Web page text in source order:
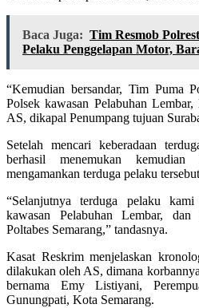
Baca Juga: Tim Resmob
Pelaku Penggelapan Motor,
“Kemudian bersandar, Tim Puma
Polsek kawasan Pelabuhan Lembar,
AS, dikapal Penumpang tujuan
Setelah mencari keberadaan
berhasil menemukan kemudian
mengamankan terduga pelaku
“Selanjutnya terduga pelaku
kawasan Pelabuhan Lembar,
Poltabes Semarang,” tandasnya.
Kasat Reskrim menjelaskan
dilakukan oleh AS, dimana
bernama Emy Listiyani,
Gunungpati, Kota Semarang.